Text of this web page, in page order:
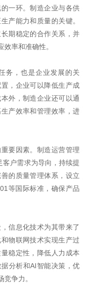
一环。制造企业与各供
产能力和质量的关键。
期稳定的合作关系，并
率和准确性。
务，也是企业发展的关
，企业可以降低生产成
外，制造企业还可以通
产效率和管理效率，进
要因素。制造运营管理
客户需求为导向，持续提
的质量管理体系，设立
等国际标准，确保产品
信息化技术为其带来了
物联网技术实现生产过
稳定性，降低人力成本
分析和AI智能决策，优
争力。